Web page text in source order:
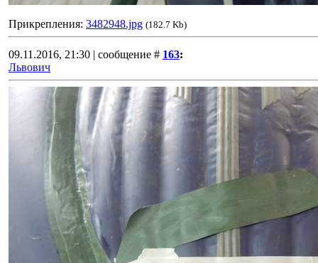
Прикрепления: 3482948.jpg (182.7 Kb)
09.11.2016, 21:30 | сообщение # 163:
Львович